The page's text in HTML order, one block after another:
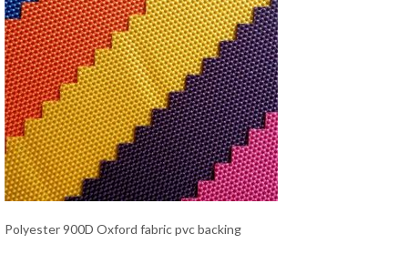
Polyester 900D Oxford fabric pvc backing